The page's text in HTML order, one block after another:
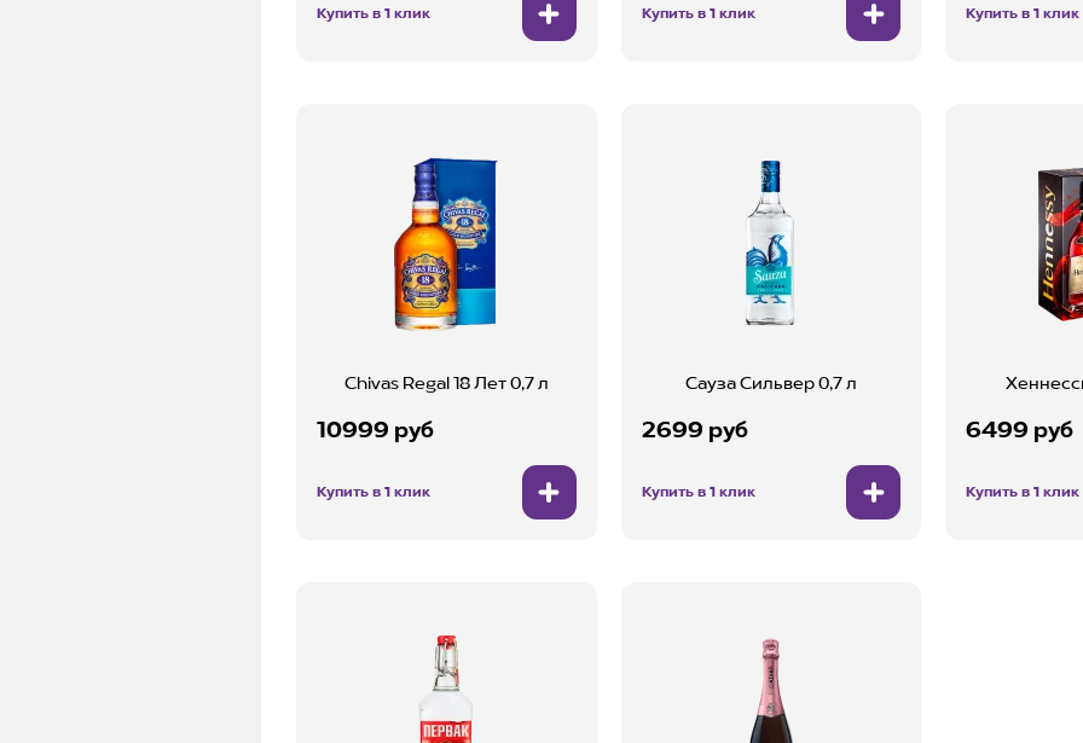
Купить в 1 клик Купить в 1 клик Купить в 1 клик
Chivas Regal 18 Лет 0,7 л
10999 руб
Купить в 1 клик
Сауза Сильвер 0,7 л
2699 руб
Купить в 1 клик
6499 руб
Купить в 1 клик